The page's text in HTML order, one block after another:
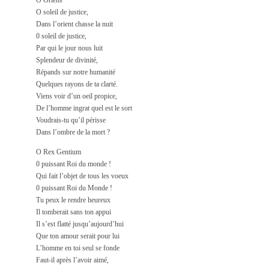
O soleil de justice,
Dans l’orient chasse la nuit
0 soleil de justice,
Par qui le jour nous luit
Splendeur de divinité,
Répands sur notre humanité
Quelques rayons de ta clarté.
Viens voir d’un oeil propice,
De l’homme ingrat quel est le sort
Voudrais-tu qu’il périsse
Dans l’ombre de la mort ?
O Rex Gentium
0 puissant Roi du monde !
Qui fait l’objet de tous les voeux
0 puissant Roi du Monde !
Tu peux le rendre heureux
Il tomberait sans ton appui
Il s’est flatté jusqu’aujourd’hui
Que ton amour serait pour lui
L’homme en toi seul se fonde
Faut-il après l’avoir aimé,